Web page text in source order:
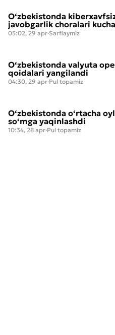
O‘zbekistonda
javobgarlik choralari
05:02, 29 apr·Sarflaymiz
O‘zbekistonda valyuta
qoidalari yangilandi
04:30, 29 apr·Pul topamiz
O‘zbekistonda o‘rtacha
so‘mga yaqinlashdi
10:34, 28 apr·Pul topamiz